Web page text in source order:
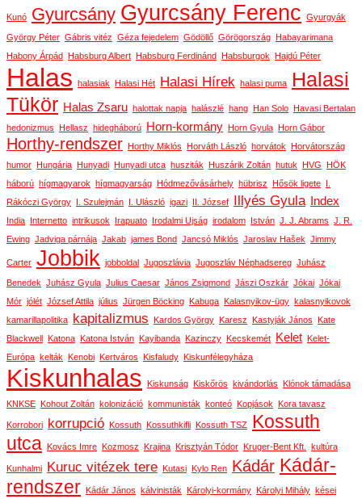
Kunó Gyurcsány Gyurcsány Ferenc Gyurgyák
György Péter Gábris vitéz Géza fejedelem Gödöllő Görögország Habayarimana
Habony Árpád Habsburg Albert Habsburg Ferdinánd Habsburgok Hajdú Péter
Halas halasiak Halasi Hét Halasi Hírek halasi puma
Halasi
Tükör Halas Zsaru halottak napja halászlé hang Han Solo Havasi Bertalan
hedonizmus Hellasz hidegháború Horn-kormány Horn Gyula Horn Gábor
Horthy-rendszer Horthy Miklós Horváth László horvátok Horvátország
humor Hungária Hunyadi Hunyadi utca husziták Huszárik Zoltán hutuk HVG HÖK
háború hígmagyarok hígmagyarság Hódmezővásárhely hübrisz Hősök ligete I.
Rákóczi György I. Szulejmán I. Ulászló igazi II. József Illyés Gyula Index
India Internetto intrikusok Irapuato Irodalmi Ujság irodalom István J. J. Abrams J. R.
Ewing Jadviga párnája Jakab james Bond Jancsó Miklós Jaroslav Hašek Jimmy
Carter Jobbik jobboldal Jugoszlávia Jugoszláv Néphadsereg Juhász
Benedek Juhász Gyula Julius Caesar János Zsigmond Jászi Oszkár Jókai Jókai
Mór jólét József Attila július Jürgen Böcking Kabuga Kalasnyikov-ügy kalasnyikovok
kamarillapolitika kapitalizmus Kardos György Karesz Kastyják János Kate
Blackwell Katona Katona István Kayibanda Kazinczy Kecskemét Kelet Kelet-
Európa kelták Kenobi Kertváros Kisfaludy Kiskunfélegyháza
Kiskunhalas Kiskunság Kiskőrös kivándorlás Klónok támadása
KNKSE Kohout Zoltán kolonizáció kommunisták konteó Kopjások Kora tavasz
Korrobori korrupció Kossuth Kossuthkifli Kossuth TSZ Kossuth
utca Kovács Imre Kozmosz Krajina Krisztyán Tódor Kruger-Bent Kft. kultúra
Kunhalmi Kuruc vitézek tere Kutasi Kylo Ren Kádár Kádár-
rendszer Kádár János kálvinisták Károlyi-kormány Károlyi Mihály kései